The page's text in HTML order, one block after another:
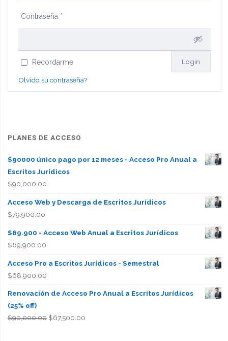
Contraseña *
Recordarme
Olvido su contraseña?
PLANES DE ACCESO
$90000 único pago por 12 meses - Acceso Pro Anual a
Escritos Jurídicos
$90,000.00
Acceso Web y Descarga de Escritos Jurídicos
$79,900.00
$69.900 - Acceso Web Anual a Escritos Jurídicos
$69,900.00
Acceso Pro a Escritos Jurídicos - Semestral
$68,900.00
Renovación de Acceso Pro Anual a Escritos Jurídicos
(25% off)
$90,000.00 El
$67,500.00El